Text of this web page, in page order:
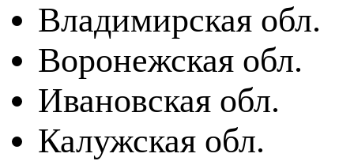
Владимирская обл.
Воронежская обл.
Ивановская обл.
Калужская обл.